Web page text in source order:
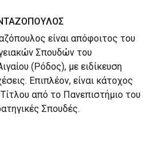
είναι απόφοιτος του
Σπουδών του
(Ρόδος), με ειδίκευση
Επιπλέον, είναι κάτοχος
από το Πανεπιστήμιο του
Σπουδές.